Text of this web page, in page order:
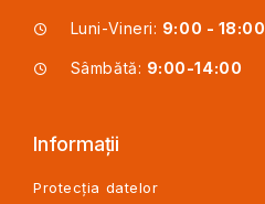
Luni-Vineri: 9:00 - 18:00
Sâmbătă: 9:00-14:00
Informații
Protecția datelor